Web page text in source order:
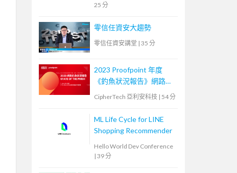
25 分
零信任資安大趨勢
零信任資安講堂 | 35 分
2023 Proofpoint 年度
《釣魚狀況報告》網路研
CipherTech 亞利安科技 | 54 分
ML Life Cycle for LINE
Shopping Recommender
Hello World Dev Conference
| 39 分